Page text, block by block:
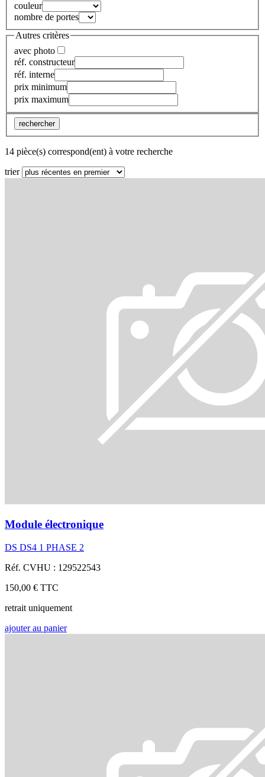
couleur
nombre de portes
Autres critères
avec photo
réf. constructeur
réf. interne
prix minimum
prix maximum
rechercher
14 pièce(s) correspond(ent) à votre recherche
trier
Module électronique
DS DS4 1 PHASE 2
Réf. CVHU : 129522543
150,00 € TTC
retrait uniquement
ajouter au panier